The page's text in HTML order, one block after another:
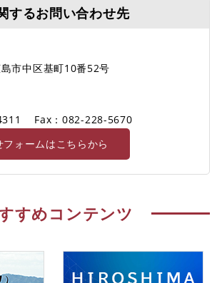
するお問い合わせ先
市中区基町10番52号
Fax：082-228-5670
ォームはこちらから
すめコンテンツ